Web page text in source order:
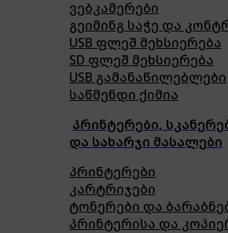
ვებკამერები
გეიმინგ საჭე და
USB ფლეშ მეხსიერება
SD ფლეშ მეხსიერება
USB გამანაწილებლები
საწმენდი ქიმია
პრინტერები,
და სახარჯი მასალები
პრინტერები
კარტრიჯები
ტონერები და
პრინტერისა და